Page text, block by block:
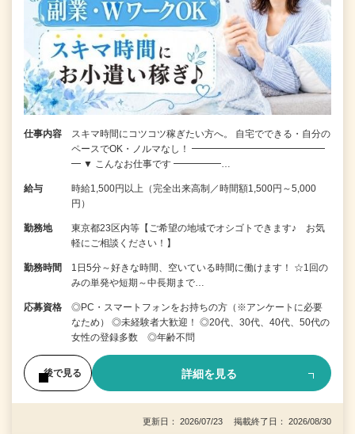
仕事内容
スキマ時間にコツコツ稼ぎたい方へ。 自宅でできる・自分の
ペースでOK・ノルマなし！ ━━━━━━━━━━━━━━
━ ▼ こんなお仕事です ━━━━━…
給与
時給1,500円以上（完全出来高制／時間額1,500円～5,000
円）
勤務地
東京都23区内等【ご希望の地域でオシゴトできます♪ お気
軽にご相談ください！】
勤務時間
1日5分～好きな時間、空いている時間に働けます！ ☆1回の
みの単発や短期～中長期まで…
応募資格
◎PC・スマートフォンをお持ちの方（※アンケートに必要
なため） ◎未経験者大歓迎！ ◎20代、30代、40代、50代の
女性の登録多数 ◎年齢不問
後で見る 詳細を見る
更新日： 2026/07/23 掲載終了日： 2026/08/30